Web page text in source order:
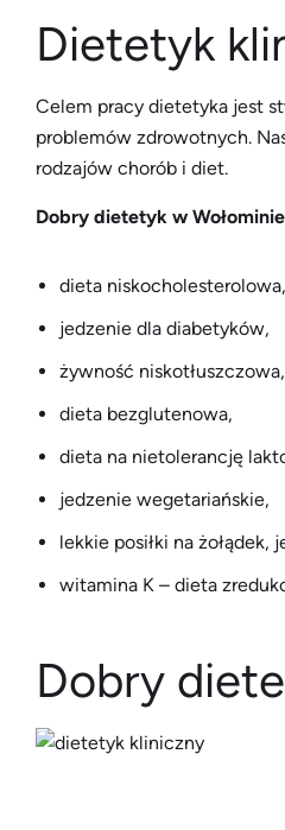
Dietetyk
Celem pracy dietetyka jest
problemów zdrowotnych.
rodzajów chorób i diet.
Dobry dietetyk w Wołominie
dieta niskocholesterolowa,
jedzenie dla diabetyków,
żywność niskotłuszczowa,
dieta bezglutenowa,
dieta na nietolerancję
jedzenie wegetariańskie,
lekkie posiłki na
witamina K – dieta
Dobry